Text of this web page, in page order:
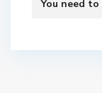
You need to